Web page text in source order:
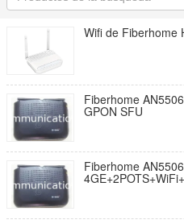
Wifi de Fiberhome
Fiberhome
GPON SFU
Fiberhome